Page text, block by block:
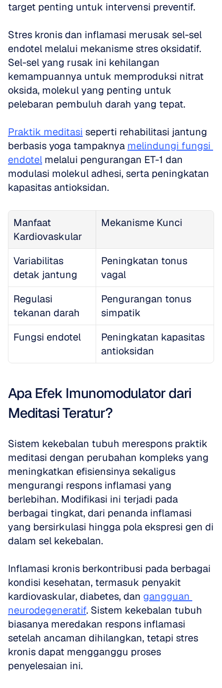
target penting untuk intervensi preventif.
Stres kronis dan inflamasi merusak sel-sel
endotel melalui mekanisme stres oksidatif.
Sel-sel yang rusak ini kehilangan
kemampuannya untuk memproduksi nitrat
oksida, molekul yang penting untuk
pelebaran pembuluh darah yang tepat.
Praktik meditasi seperti rehabilitasi jantung
berbasis yoga tampaknya melindungi fungsi
endotel melalui pengurangan ET-1 dan
modulasi molekul adhesi, serta peningkatan
kapasitas antioksidan.
Manfaat
Kardiovaskular
Mekanisme Kunci
Variabilitas
detak jantung
Peningkatan tonus
vagal
Regulasi
tekanan darah
Pengurangan tonus
simpatik
Fungsi endotel
Peningkatan kapasitas
antioksidan
Apa Efek Imunomodulator dari
Meditasi Teratur?
Sistem kekebalan tubuh merespons praktik
meditasi dengan perubahan kompleks yang
meningkatkan efisiensinya sekaligus
mengurangi respons inflamasi yang
berlebihan. Modifikasi ini terjadi pada
berbagai tingkat, dari penanda inflamasi
yang bersirkulasi hingga pola ekspresi gen di
dalam sel kekebalan.
Inflamasi kronis berkontribusi pada berbagai
kondisi kesehatan, termasuk penyakit
kardiovaskular, diabetes, dan gangguan
neurodegeneratif. Sistem kekebalan tubuh
biasanya meredakan respons inflamasi
setelah ancaman dihilangkan, tetapi stres
kronis dapat mengganggu proses
penyelesaian ini.